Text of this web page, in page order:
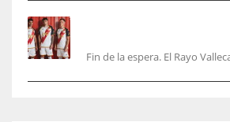
Fin de la espera. El Rayo